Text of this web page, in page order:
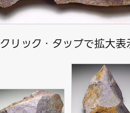
クリック・タップで拡大表